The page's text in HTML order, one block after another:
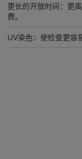
更长的开放时间：更
费。
UV染色：使检查更容